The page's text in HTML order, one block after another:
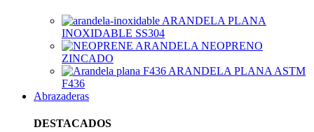
ARANDELA PLANA
INOXIDABLE SS304
ARANDELA NEOPRENO
ZINCADO
ARANDELA PLANA ASTM
F436
Abrazaderas
DESTACADOS